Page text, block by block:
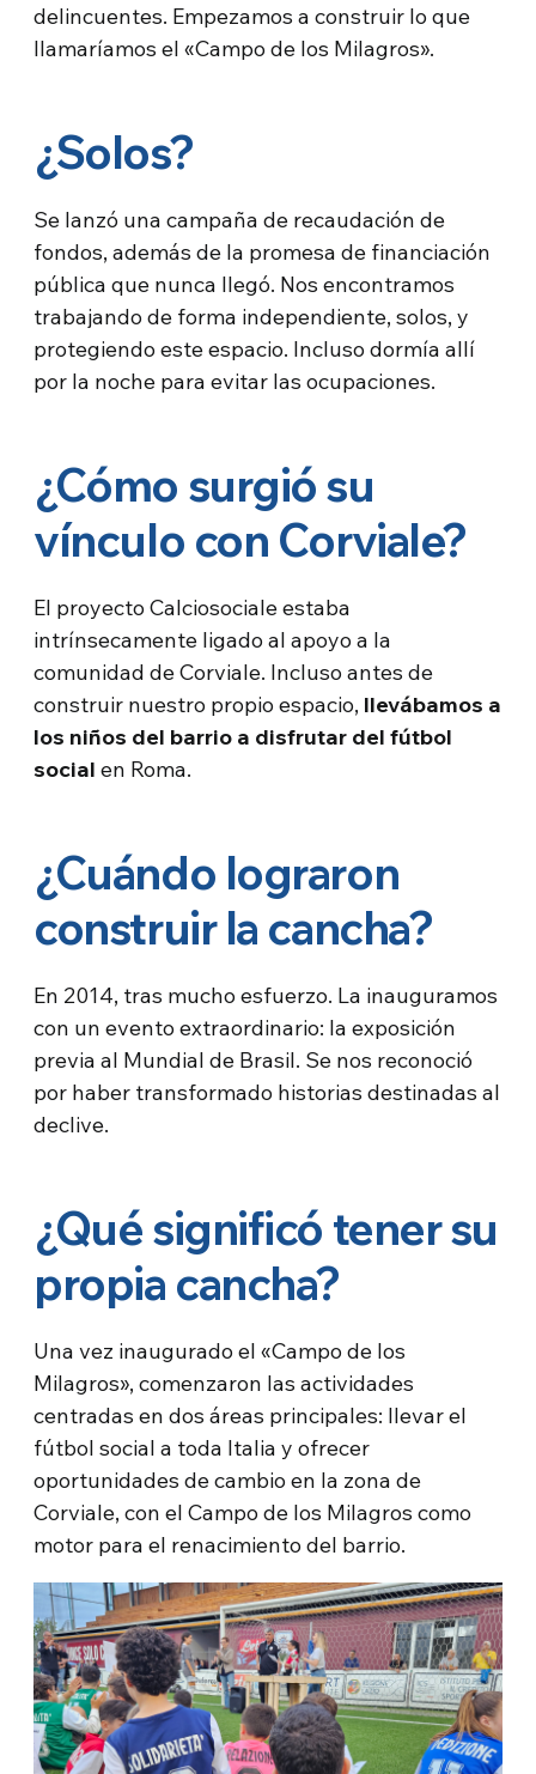
delincuentes. Empezamos a construir lo que
llamaríamos el «Campo de los Milagros».
¿Solos?
Se lanzó una campaña de recaudación de
fondos, además de la promesa de financiación
pública que nunca llegó. Nos encontramos
trabajando de forma independiente, solos, y
protegiendo este espacio. Incluso dormía allí
por la noche para evitar las ocupaciones.
¿Cómo surgió su
vínculo con Corviale?
El proyecto Calciosociale estaba
intrínsecamente ligado al apoyo a la
comunidad de Corviale. Incluso antes de
construir nuestro propio espacio, llevábamos a
los niños del barrio a disfrutar del fútbol
social en Roma.
¿Cuándo lograron
construir la cancha?
En 2014, tras mucho esfuerzo. La inauguramos
con un evento extraordinario: la exposición
previa al Mundial de Brasil. Se nos reconoció
por haber transformado historias destinadas al
declive.
¿Qué significó tener su
propia cancha?
Una vez inaugurado el «Campo de los
Milagros», comenzaron las actividades
centradas en dos áreas principales: llevar el
fútbol social a toda Italia y ofrecer
oportunidades de cambio en la zona de
Corviale, con el Campo de los Milagros como
motor para el renacimiento del barrio.